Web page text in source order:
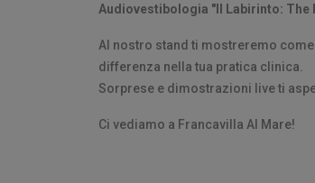
Audiovestibologia "Il Labirinto: The
Al nostro stand ti mostreremo
differenza nella tua pratica clinica.
Sorprese e dimostrazioni live ti
Ci vediamo a Francavilla Al Mare!